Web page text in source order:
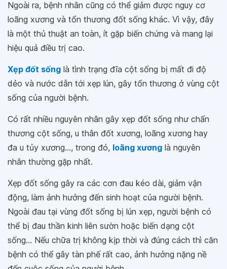
Ngoài ra, bệnh nhân cũng có thể giảm được nguy cơ
loãng xương và tổn thương đốt sống khác. Vì vậy, đây
là một thủ thuật an toàn, ít gặp biến chứng và mang lại
hiệu quả điều trị cao.
Xẹp đốt sống là tình trạng đĩa cột sống bị mất đi độ
dẻo và nước dẫn tới xẹp lún, gây tổn thương ở vùng cột
sống của người bệnh.
Có rất nhiều nguyên nhân gây xẹp đốt sống như chấn
thương cột sống, u thân đốt xương, loãng xương hay
đa u tủy xương..., trong đó, loãng xươnglà nguyên
nhân thường gặp nhất.
Xẹp đốt sống gây ra các cơn đau kéo dài, giảm vận
động, làm ảnh hưởng đến sinh hoạt của người bệnh.
Ngoài đau tại vùng đốt sống bị lún xẹp, người bệnh có
thể bị đau thần kinh liên sườn hoặc biến dạng cột
sống... Nếu chữa trị không kịp thời và đúng cách thì căn
bệnh có thể gây tàn phế rất cao, ảnh hưởng nặng nề